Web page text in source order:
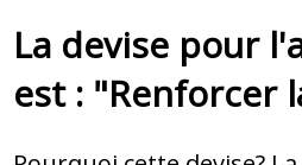
La devise pour
est : "Renforcer